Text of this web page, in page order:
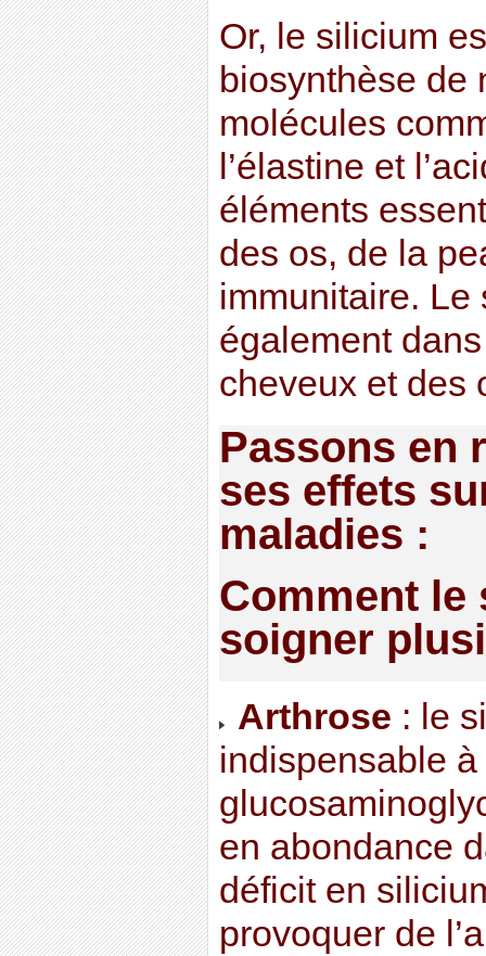
Or, le silicium
biosynthèse de
molécules
l’élastine et
éléments
des os, de la
immunitaire. Le
également
cheveux et des
Passons en
ses effets
maladies :
Comment
soigner
Arthrose : le
indispensable
en abondance
déficit en
provoquer de